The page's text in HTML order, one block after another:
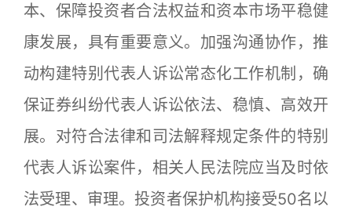
本、保障投资者合法权益和资本市场平稳健
康发展，具有重要意义。加强沟通协作，推
动构建特别代表人诉讼常态化工作机制，确
保证券纠纷代表人诉讼依法、稳慎、高效开
展。对符合法律和司法解释规定条件的特别
代表人诉讼案件，相关人民法院应当及时依
法受理、审理。投资者保护机构接受50名以